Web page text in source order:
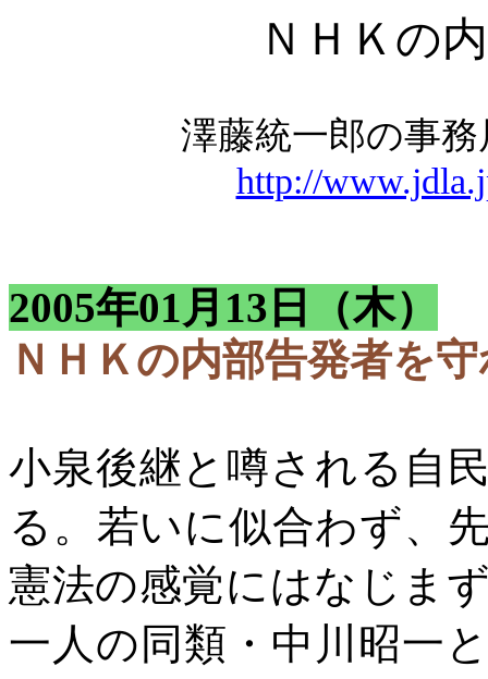
ＮＨＫの
澤藤統一郎の事
http://
2005年01月13日（木）
ＮＨＫの内部告発者
小泉後継と噂される自
る。若いに似合わず、
憲法の感覚にはなじま
一人の同類・中川昭一